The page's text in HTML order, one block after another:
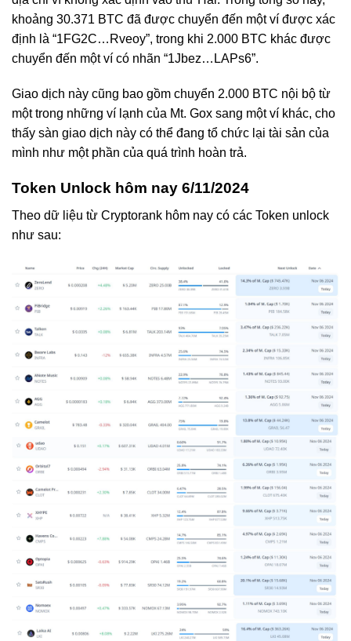
khoảng 30.371 BTC đã được chuyển đến một ví được xác
định là “1FG2C…Rveoy”, trong khi 2.000 BTC khác được
chuyển đến một ví có nhãn “1Jbez…LAPs6”.
Giao dịch này cũng bao gồm chuyển 2.000 BTC nội bộ từ
một trong những ví lạnh của Mt. Gox sang một ví khác, cho
thấy sàn giao dịch này có thể đang tổ chức lại tài sản của
mình như một phần của quá trình hoàn trả.
Token Unlock hôm nay 6/11/2024
Theo dữ liệu từ Cryptorank hôm nay có các Token unlock
như sau: